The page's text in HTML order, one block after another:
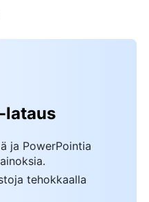
lataus
ja PowerPointia
tehokkaalla